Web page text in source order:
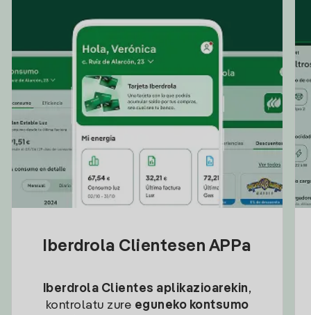
Iberdrola Clientesen APPa
Iberdrola Clientes aplikazioarekin,
kontrolatu zure eguneko kontsumo